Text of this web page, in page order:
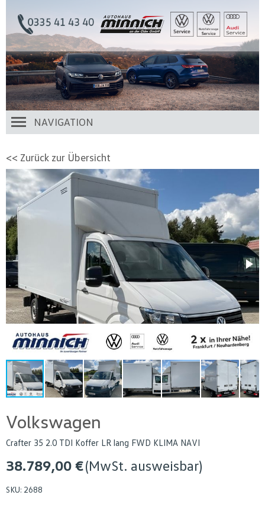
NAVIGATION
<< Zurück zur Übersicht
Volkswagen
Crafter 35 2.0 TDI Koffer LR lang FWD KLIMA NAVI
38.789,00 €(MwSt. ausweisbar)
SKU: 2688